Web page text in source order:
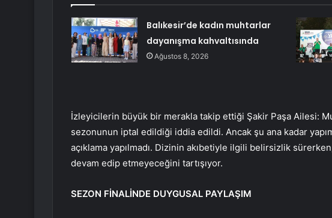
Balıkesir’de kadın muhtarlar
dayanışma kahvaltısında
Ağustos 8, 2026
İzleyicilerin büyük bir merakla takip ettiği Şakir Paşa Ailesi:
sezonunun iptal edildiği iddia edildi. Ancak şu ana kadar
açıklama yapılmadı. Dizinin akıbetiyle ilgili belirsizlik
devam edip etmeyeceğini tartışıyor.
SEZON FİNALİNDE DUYGUSAL PAYLAŞIM